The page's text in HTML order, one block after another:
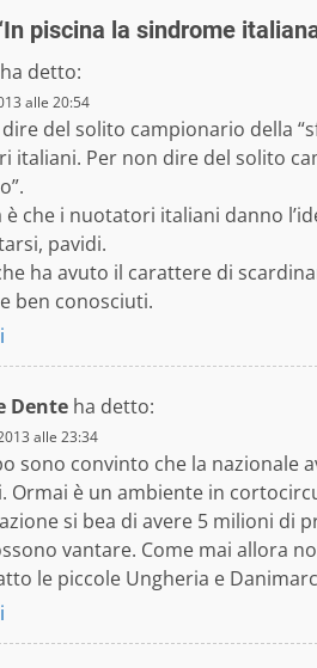
In piscina la sindrome
ha detto:
alle 20:54
del solito campionario della
italiani. Per non dire del solito
è che i nuotatori italiani danno
pavidi.
ha avuto il carattere di
ben conosciuti.
Dente ha detto:
alle 23:34
sono convinto che la nazionale
Ormai è un ambiente in
si bea di avere 5 milioni di
vantare. Come mai allora
le piccole Ungheria e